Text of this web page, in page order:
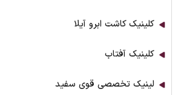
کلینیک کاشت ابرو آیلا
کلینیک آفتاب
لینیک تخصصی قوی سفید